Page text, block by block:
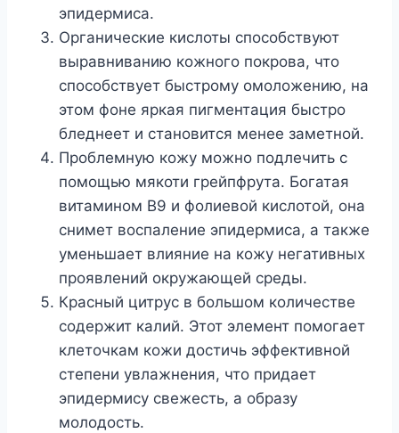
эпидермиса.
Органические кислоты способствуют
выравниванию кожного покрова, что
способствует быстрому омоложению, на
этом фоне яркая пигментация быстро
бледнеет и становится менее заметной.
Проблемную кожу можно подлечить с
помощью мякоти грейпфрута. Богатая
витамином В9 и фолиевой кислотой, она
снимет воспаление эпидермиса, а также
уменьшает влияние на кожу негативных
проявлений окружающей среды.
Красный цитрус в большом количестве
содержит калий. Этот элемент помогает
клеточкам кожи достичь эффективной
степени увлажнения, что придает
эпидермису свежесть, а образу
молодость.